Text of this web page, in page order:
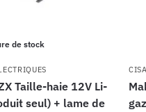
de stock
Taille-haie 12V Li-
seul) + lame de